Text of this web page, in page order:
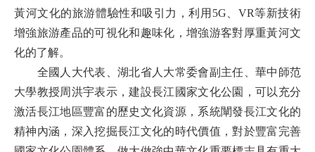
黃河文化的旅游體驗性和吸引力，利用5G、VR等新技術
增強旅游產品的可視化和趣味化，增強游客對厚重黃河文
化的了解。
全國人大代表、湖北省人大常委會副主任、華中師范
大學教授周洪宇表示，建設長江國家文化公園，可以充分
激活長江地區豐富的歷史文化資源，系統闡發長江文化的
精神內涵，深入挖掘長江文化的時代價值，對於豐富完善